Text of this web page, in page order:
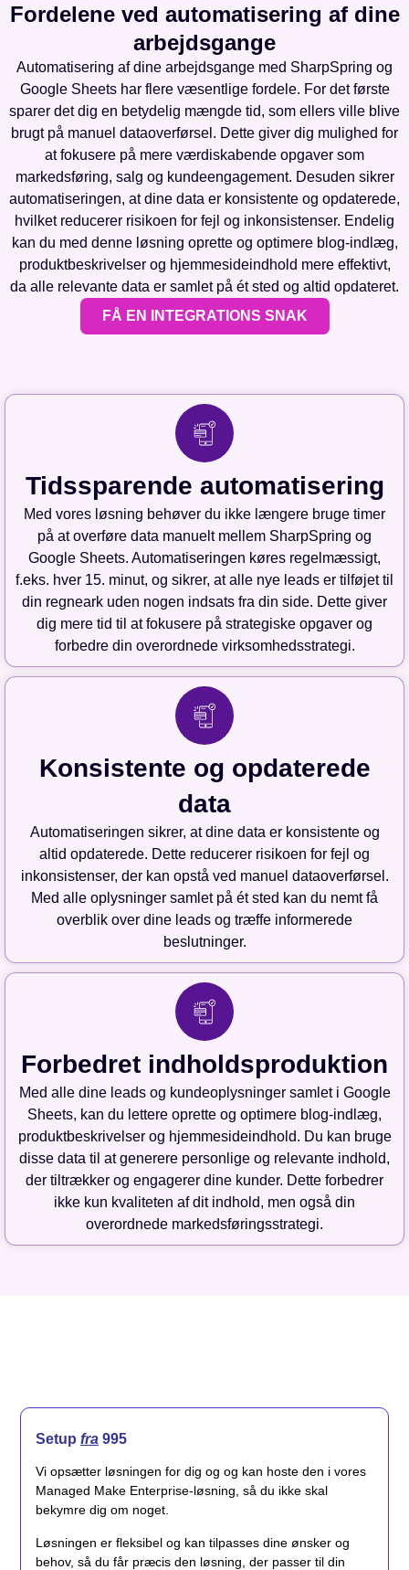
Fordelene ved automatisering af dine
arbejdsgange
Automatisering af dine arbejdsgange med SharpSpring og
Google Sheets har flere væsentlige fordele. For det første
sparer det dig en betydelig mængde tid, som ellers ville blive
brugt på manuel dataoverførsel. Dette giver dig mulighed for
at fokusere på mere værdiskabende opgaver som
markedsføring, salg og kundeengagement. Desuden sikrer
automatiseringen, at dine data er konsistente og opdaterede,
hvilket reducerer risikoen for fejl og inkonsistenser. Endelig
kan du med denne løsning oprette og optimere blog-indlæg,
produktbeskrivelser og hjemmesideindhold mere effektivt,
da alle relevante data er samlet på ét sted og altid opdateret.
FÅ EN INTEGRATIONS SNAK
Tidssparende automatisering
Med vores løsning behøver du ikke længere bruge timer
på at overføre data manuelt mellem SharpSpring og
Google Sheets. Automatiseringen køres regelmæssigt,
f.eks. hver 15. minut, og sikrer, at alle nye leads er tilføjet til
din regneark uden nogen indsats fra din side. Dette giver
dig mere tid til at fokusere på strategiske opgaver og
forbedre din overordnede virksomhedsstrategi.
Konsistente og opdaterede
data
Automatiseringen sikrer, at dine data er konsistente og
altid opdaterede. Dette reducerer risikoen for fejl og
inkonsistenser, der kan opstå ved manuel dataoverførsel.
Med alle oplysninger samlet på ét sted kan du nemt få
overblik over dine leads og træffe informerede
beslutninger.
Forbedret indholdsproduktion
Med alle dine leads og kundeoplysninger samlet i Google
Sheets, kan du lettere oprette og optimere blog-indlæg,
produktbeskrivelser og hjemmesideindhold. Du kan bruge
disse data til at generere personlige og relevante indhold,
der tiltrækker og engagerer dine kunder. Dette forbedrer
ikke kun kvaliteten af dit indhold, men også din
overordnede markedsføringsstrategi.
Setup fra 995
Vi opsætter løsningen for dig og og kan hoste den i vores
Managed Make Enterprise-løsning, så du ikke skal
bekymre dig om noget.
Løsningen er fleksibel og kan tilpasses dine ønsker og
behov, så du får præcis den løsning, der passer til din